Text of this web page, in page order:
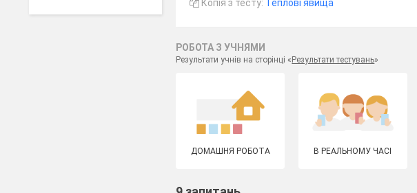
Копія з тесту: Теплові явища
РОБОТА З УЧНЯМИ
Результати учнів на сторінці « Результати тестувань»
ДОМАШНЯ РОБОТА В РЕАЛЬНОМУ ЧАСІ